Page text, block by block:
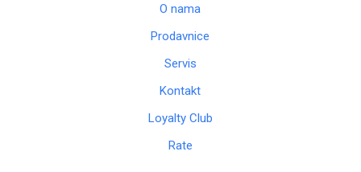
O nama
Prodavnice
Servis
Kontakt
Loyalty Club
Rate